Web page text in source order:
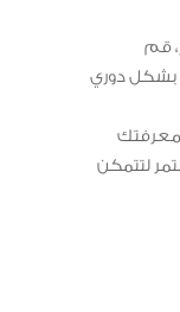
قم
بشكل دوري
لتتمكن